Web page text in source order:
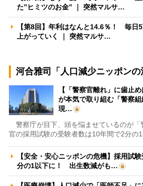
た”ヒミツのお金” ｜ 突然マルサ…
【第8回】年利はなんと14.6％！ 毎日
上がっていく ｜ 突然マルサ…
河合雅司「人口減少ニッポンの
【「警察官離れ」に歯止
が本気で取り組む「警察
現…
警察庁が目下、頭を悩ませているのが「
官の採用試験の受験者数は10年間で2分の1
【安全・安心ニッポンの危機】採用試
分の1以下に！ 出生数減がも…